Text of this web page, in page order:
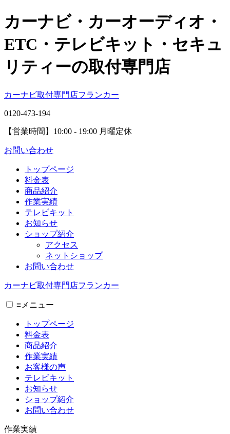
カーナビ・カーオーディオ・
ETC・テレビキット・セキュ
リティーの取付専門店
カーナビ取付専⾨店フランカー
0120-473-194
【営業時間】 10:00 - 19:00 月曜定休
お問い合わせ
トップページ
料金表
商品紹介
作業実績
テレビキット
お知らせ
ショップ紹介
アクセス
ネットショップ
お問い合わせ
カーナビ取付専⾨店フランカー
≡ メニュー
トップページ
料金表
商品紹介
作業実績
お客様の声
テレビキット
お知らせ
ショップ紹介
お問い合わせ
作業実績